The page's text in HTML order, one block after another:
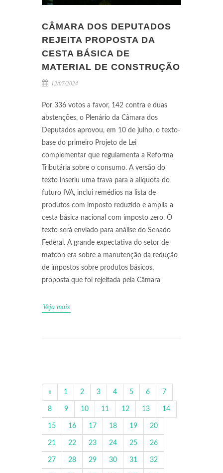
CÂMARA DOS DEPUTADOS
REJEITA PROPOSTA DA
CESTA BÁSICA DE
MATERIAL DE CONSTRUÇÃO
12/07/2024
Por 336 votos a favor, 142 contra e duas
abstenções, o Plenário da Câmara dos
Deputados aprovou, em 10 de julho, o texto-
base do primeiro Projeto de Lei
complementar que regulamenta a Reforma
Tributária sobre o consumo. A versão do
texto inseriu uma trava para a alíquota do
futuro IVA, inclui remédios na lista de
produtos com imposto reduzido e amplia a
cesta básica nacional com imposto zero. O
texto será enviado para análise do Senado
Federal. A grande expectativa do setor de
matcon era sobre a manutenção da redução
de impostos sobre produtos básicos,
proposta que foi rejeitada pela Câmara
Veja mais
« 1 2 3 4 5 6 7
8 9 10 11 12 13 14
15 16 17 18 19 20
21 22 23 24 25 26
27 28 29 30 31 32